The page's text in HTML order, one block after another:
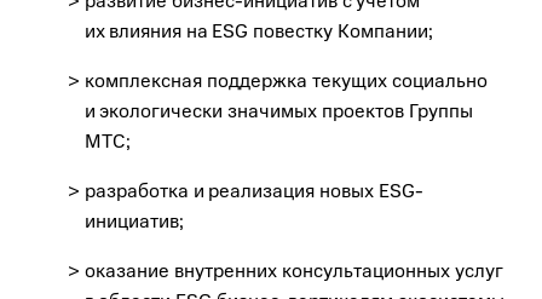
их влияния на ESG повестку Компании;
комплексная поддержка текущих социально
и экологически значимых проектов Группы
МТС;
разработка и реализация новых ESG-
инициатив;
оказание внутренних консультационных услуг